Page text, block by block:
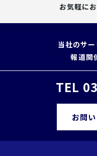
お気軽に
当社のサ
報道関
TEL
お問